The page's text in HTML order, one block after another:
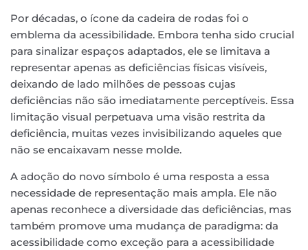
Por décadas, o ícone da cadeira de rodas foi o
emblema da acessibilidade. Embora tenha sido crucial
para sinalizar espaços adaptados, ele se limitava a
representar apenas as deficiências físicas visíveis,
deixando de lado milhões de pessoas cujas
deficiências não são imediatamente perceptíveis. Essa
limitação visual perpetuava uma visão restrita da
deficiência, muitas vezes invisibilizando aqueles que
não se encaixavam nesse molde.
A adoção do novo símbolo é uma resposta a essa
necessidade de representação mais ampla. Ele não
apenas reconhece a diversidade das deficiências, mas
também promove uma mudança de paradigma: da
acessibilidade como exceção para a acessibilidade